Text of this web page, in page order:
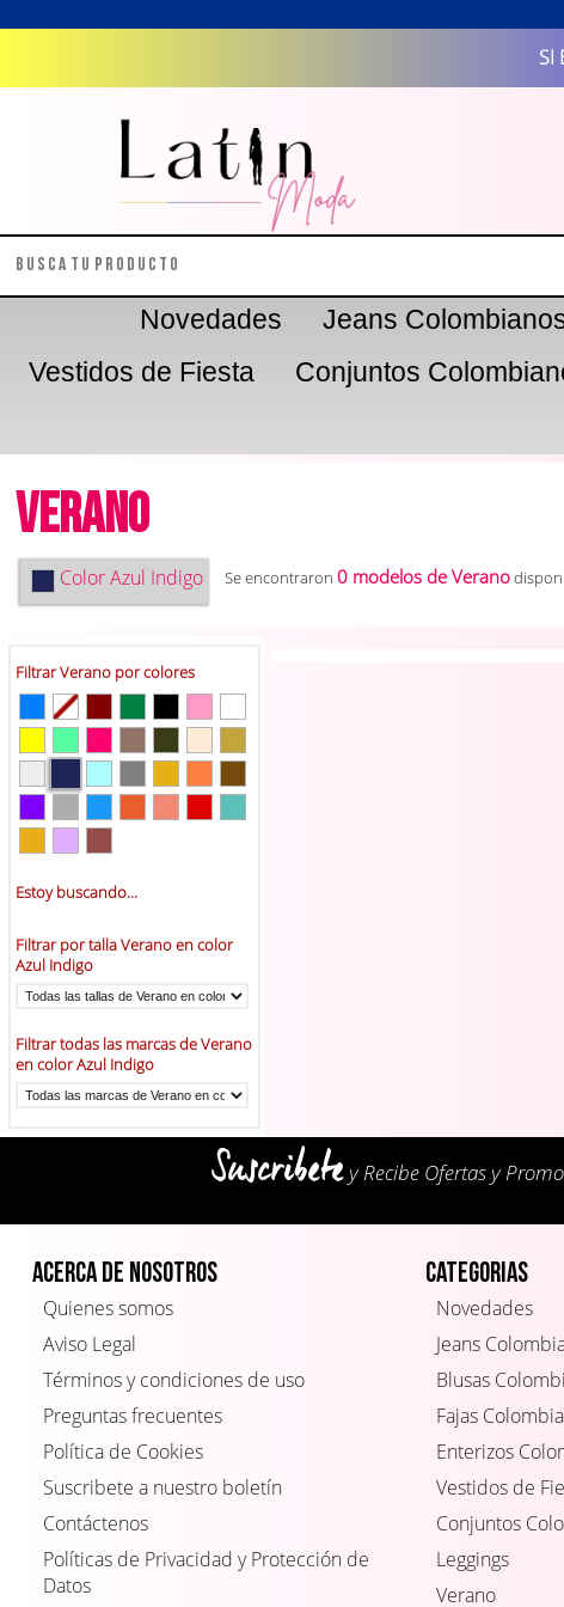
SI
Novedades Jeans
Vestidos de Fiesta
Conjuntos
Verano
ColorAzul Indigo Se encontraron0 modelos de Verano
Filtrar Verano por colores
Estoy buscando...
Filtrar por talla Verano en color
Azul Indigo
Filtrar todas las marcas de Verano
en color Azul Indigo
Suscribete y Recibe Ofertas y
Acerca de Nosotros
Quienes somos
Aviso Legal
Términos y condiciones de uso
Preguntas frecuentes
Política de Cookies
Suscribete a nuestro boletín
Contáctenos
Políticas de Privacidad y Protección de
Datos
Categorias
Novedades
Jeans
Blusas
Fajas
Enterizos
Vestidos de
Conjuntos
Leggings
Verano